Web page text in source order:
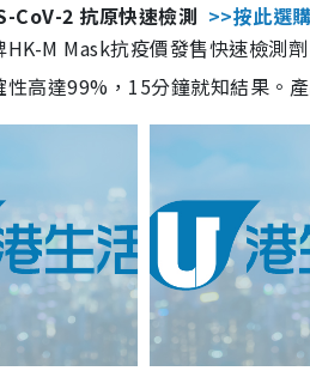
CoV-2 抗原快速檢測 >>按此選
HK-M Mask抗疫價發售快速檢測
性高達99%，15分鐘就知結果。